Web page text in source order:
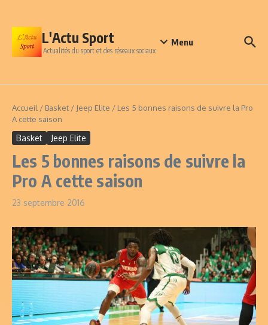
L'Actu Sport
Actualités du sport et des réseaux sociaux
Menu
Accueil / Basket / Jeep Elite / Les 5 bonnes raisons de suivre la Pro
A cette saison
Basket Jeep Elite
Les 5 bonnes raisons de suivre la
Pro A cette saison
23 septembre 2016